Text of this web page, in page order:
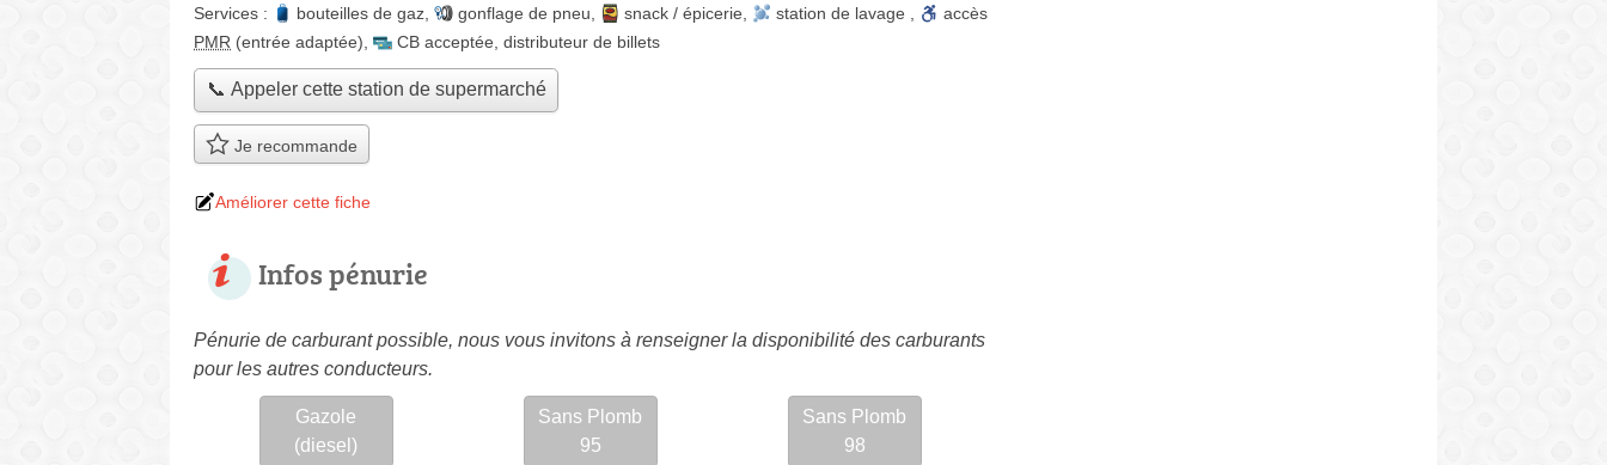
Services : bouteilles de gaz gonflage de pneu snack / épicerie station de lavage
accès
PMR (entrée adaptée) CB acceptée distributeur de billets
📞 Appeler cette station de supermarché
Je recommande
Améliorer cette fiche
Infos pénurie
Pénurie de carburant possible, nous vous invitons à renseigner la disponibilité des carburants
pour les autres conducteurs.
Gazole
(diesel)
Sans Plomb
95
Sans Plomb
98